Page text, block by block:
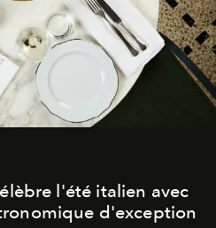
l'été italien avec
d'exception